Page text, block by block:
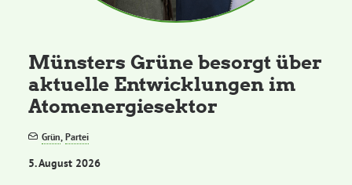
Grünes Zentrum
Personen
Sylvia Rietenberg, MdB
Münsters Grüne besorgt über
aktuelle Entwicklungen im
Atomenergiesektor
Grün,Partei
5. August 2026